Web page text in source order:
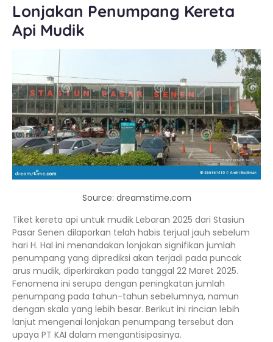
Lonjakan Penumpang Kereta
Api Mudik
Source: dreamstime.com
Tiket kereta api untuk mudik Lebaran 2025 dari Stasiun
Pasar Senen dilaporkan telah habis terjual jauh sebelum
hari H. Hal ini menandakan lonjakan signifikan jumlah
penumpang yang diprediksi akan terjadi pada puncak
arus mudik, diperkirakan pada tanggal 22 Maret 2025.
Fenomena ini serupa dengan peningkatan jumlah
penumpang pada tahun-tahun sebelumnya, namun
dengan skala yang lebih besar. Berikut ini rincian lebih
lanjut mengenai lonjakan penumpang tersebut dan
upaya PT KAI dalam mengantisipasinya.